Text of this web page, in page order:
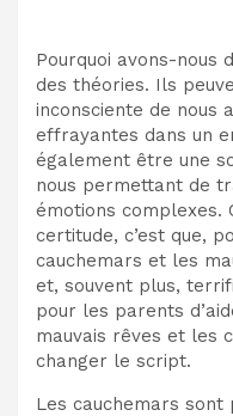
Pourquoi avons-nous
des théories. Ils
inconsciente de nous
effrayantes dans un
également être une
nous permettant de
émotions complexes.
certitude, c’est que,
cauchemars et les
et, souvent plus,
pour les parents
mauvais rêves et les
changer le script.
Les cauchemars